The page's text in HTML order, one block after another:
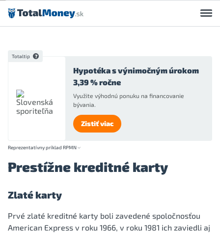
Preskočiť na obsah
Totaltip
Hypotéka s výnimočným úrokom
3,39 % ročne
Využite výhodnú ponuku na financovanie
bývania.
Zistiť viac
Reprezentatívny príklad RPMN
Prestížne kreditné karty
Zlaté karty
Prvé zlaté kreditné karty boli zavedené spoločnosťou
American Express v roku 1966, v roku 1981 ich zaviedli aj